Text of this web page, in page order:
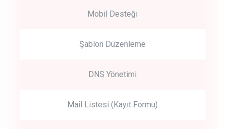
Mobil Desteği
Şablon Düzenleme
DNS Yönetimi
Mail Listesi (Kayıt Formu)